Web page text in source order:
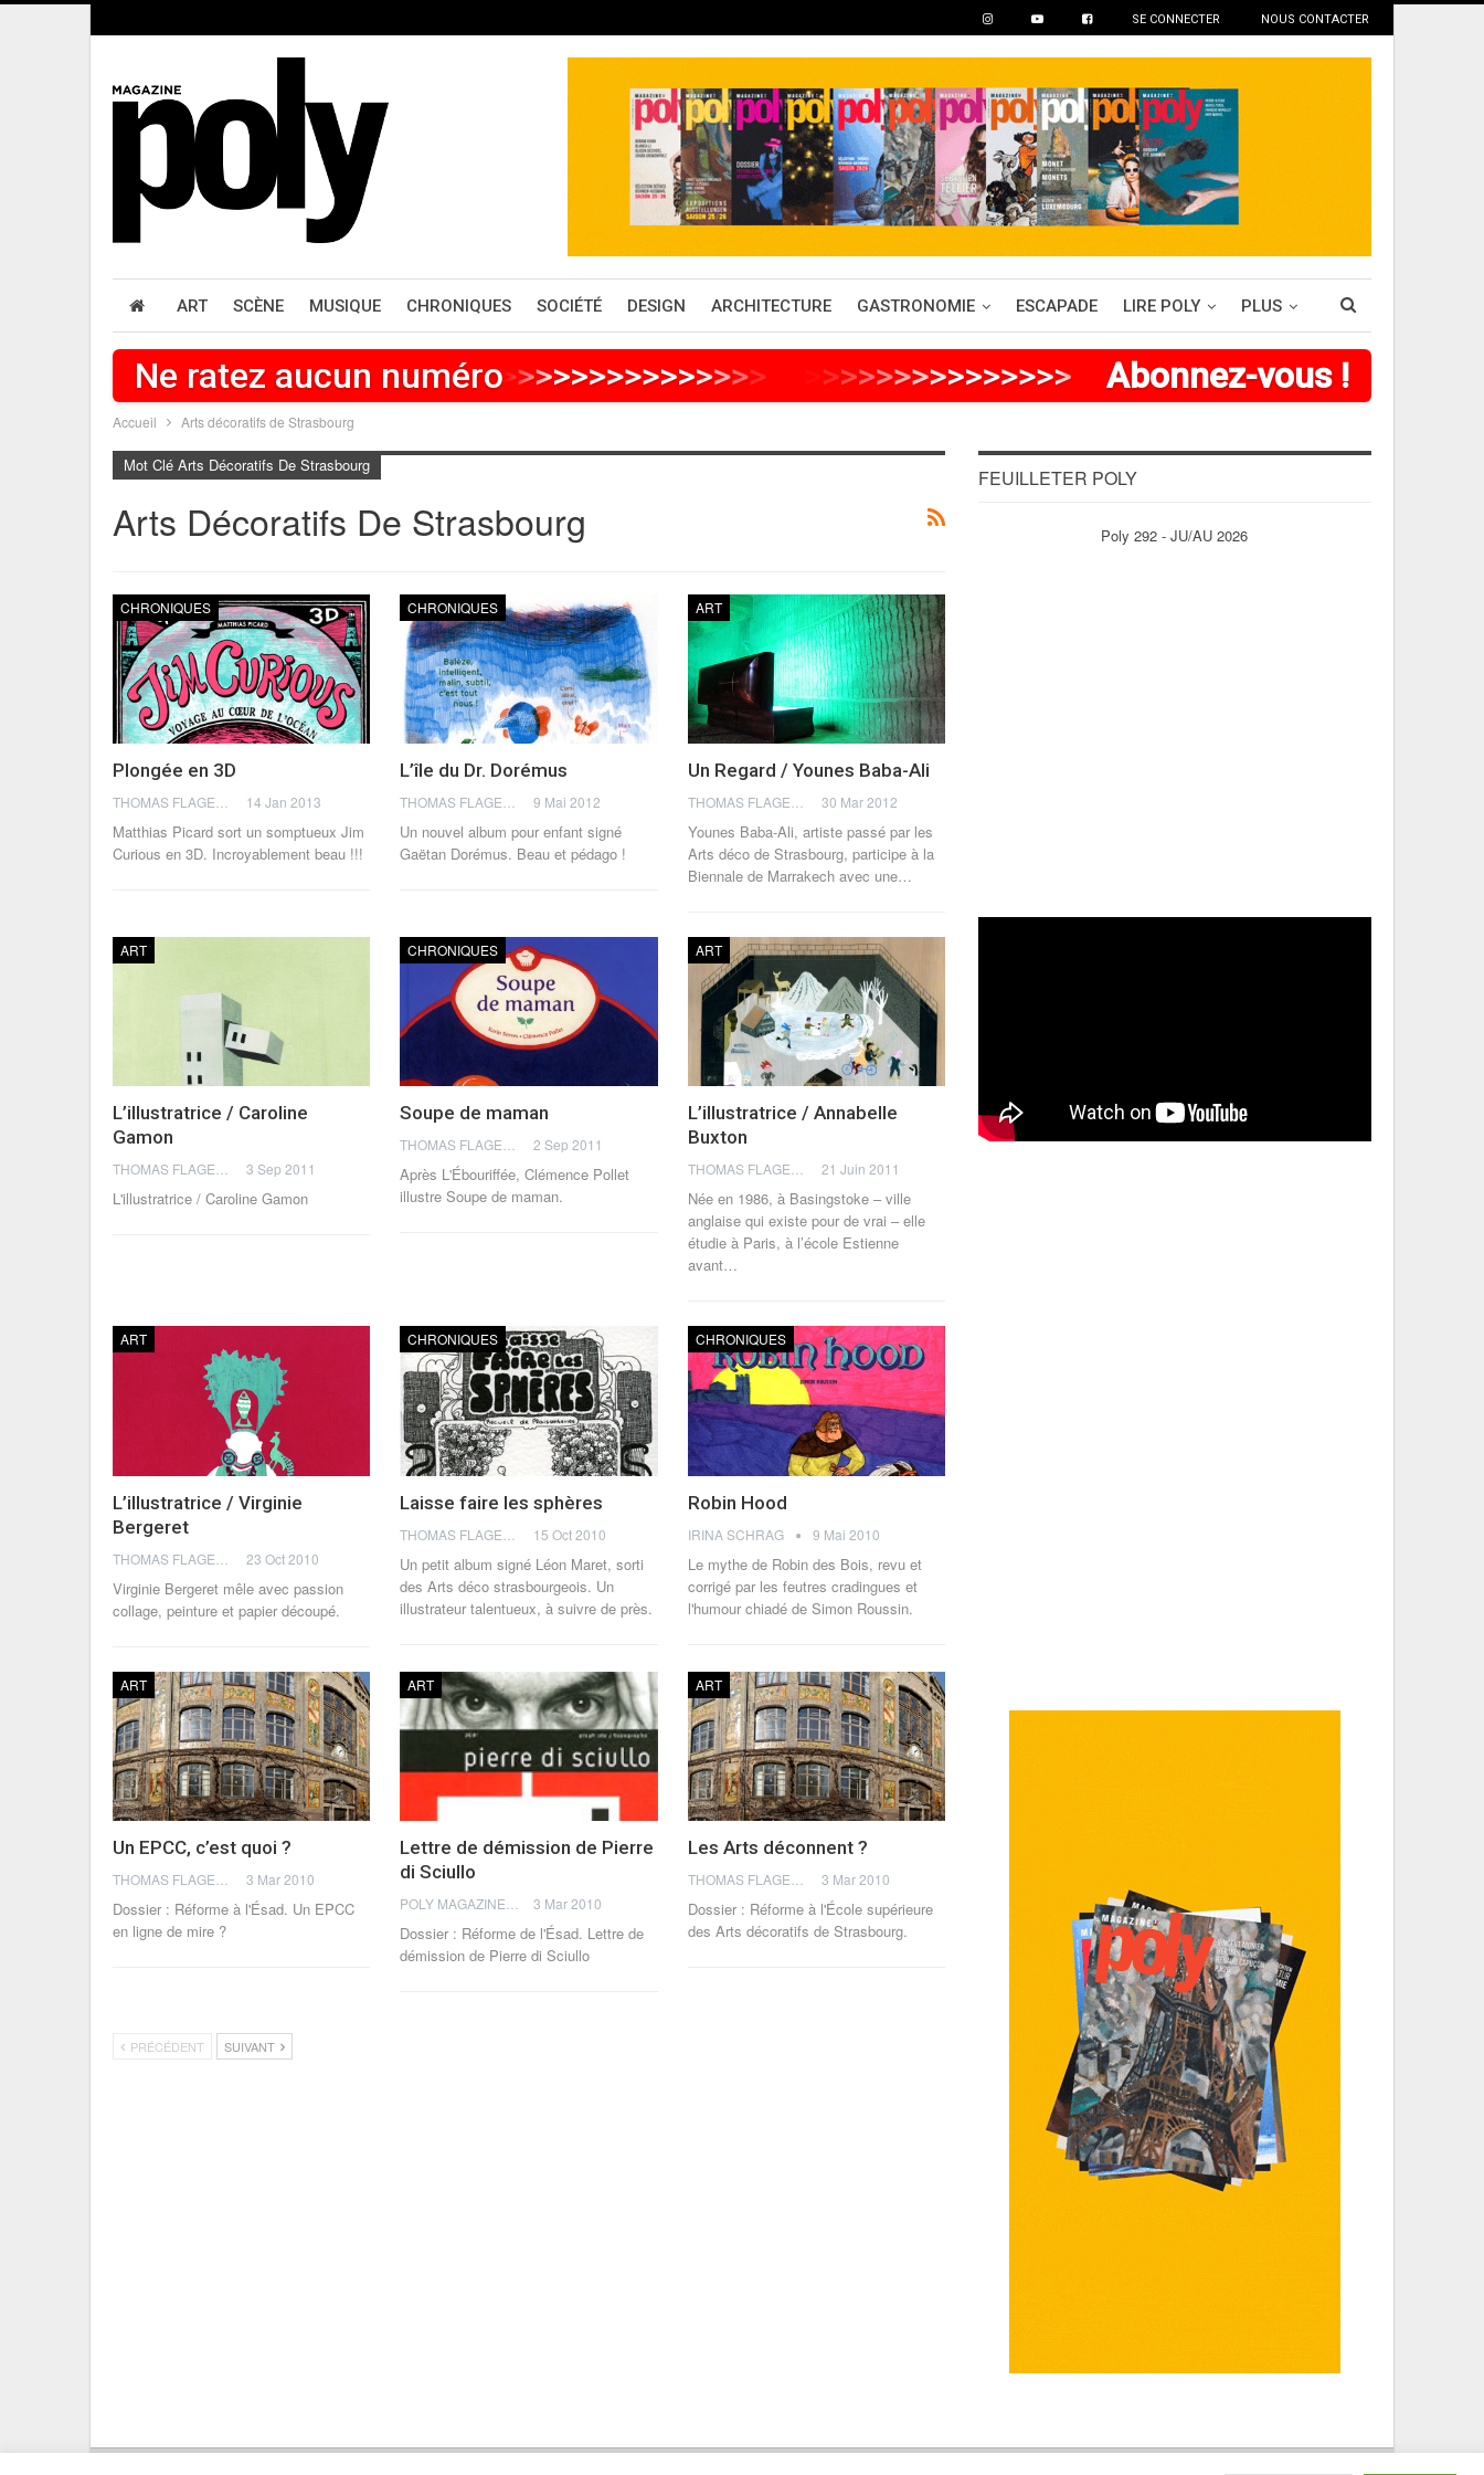
SE CONNECTER NOUS CONTACTER
ART SCÈNE MUSIQUE CHRONIQUES SOCIÉTÉ DESIGN ARCHITECTURE GASTRONOMIE ESCAPADE LIRE POLY PLUS
Ne ratez aucun numéro>>>>>>>>>>>>>>> >>>>> >>>>>>>> Abonnez-vous !
Accueil Arts décoratifs de Strasbourg
Mot Clé Arts Décoratifs De Strasbourg
Arts Décoratifs De Strasbourg
CHRONIQUES
Plongée en 3D
14 Jan 2013
Matthias Picard sort un somptueux Jim
Curious en 3D. Incroyablement beau !!!
CHRONIQUES
L’île du Dr. Dorémus
9 Mai 2012
Un nouvel album pour enfant signé
Gaëtan Dorémus. Beau et pédago !
ART
Un Regard / Younes Baba-Ali
30 Mar 2012
Younes Baba-Ali, artiste passé par les
Arts déco de Strasbourg, participe à la
Biennale de Marrakech avec une…
ART
L’illustratrice / Caroline
Gamon
3 Sep 2011
L'illustratrice / Caroline Gamon
CHRONIQUES
Soupe de maman
2 Sep 2011
Après L'Ébouriffée, Clémence Pollet
illustre Soupe de maman.
ART
L’illustratrice / Annabelle
Buxton
21 Juin 2011
Née en 1986, à Basingstoke – ville
anglaise qui existe pour de vrai – elle
étudie à Paris, à l’école Estienne
avant…
ART
L’illustratrice / Virginie
Bergeret
23 Oct 2010
Virginie Bergeret mêle avec passion
collage, peinture et papier découpé.
CHRONIQUES
Laisse faire les sphères
15 Oct 2010
Un petit album signé Léon Maret, sorti
des Arts déco strasbourgeois. Un
illustrateur talentueux, à suivre de près.
CHRONIQUES
Robin Hood
IRINA SCHRAG 9 Mai 2010
Le mythe de Robin des Bois, revu et
corrigé par les feutres cradingues et
l'humour chiadé de Simon Roussin.
ART
Un EPCC, c’est quoi ?
3 Mar 2010
Dossier : Réforme à l'Ésad. Un EPCC
en ligne de mire ?
ART
Lettre de démission de Pierre
di Sciullo
3 Mar 2010
Dossier : Réforme de l'Ésad. Lettre de
démission de Pierre di Sciullo
ART
Les Arts déconnent ?
3 Mar 2010
Dossier : Réforme à l'École supérieure
des Arts décoratifs de Strasbourg.
PRÉCÉDENT SUIVANT
FEUILLETER POLY
Poly 292 - JU/AU 2026